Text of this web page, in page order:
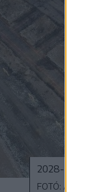
2028-ra
FOTÓ: A